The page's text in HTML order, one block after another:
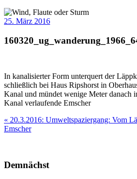
25. März 2016
In kanalisierter Form unterquert der
schließlich bei Haus Ripshorst in
Kanal und mündet wenige Meter danach
Kanal verlaufende Emscher
Beitragsnavigation
« 20.3.2016: Umweltspaziergang: Vom
Emscher
Demnächst